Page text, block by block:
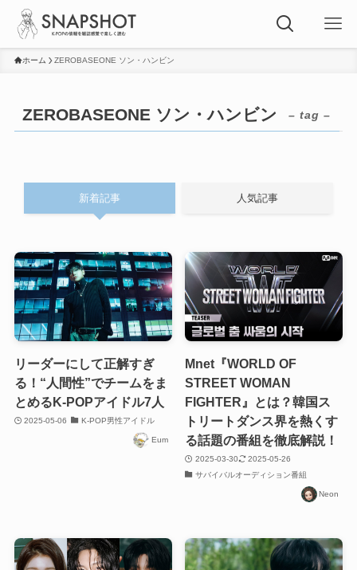
ホーム ZEROBASEONE ソン・ハンビン
ZEROBASEONE ソン・ハンビン – tag –
新着記事 人気記事
リーダーにして正解すぎ
る！“人間性”でチームをま
とめるK-POPアイドル7人
2025-05-06 K-POP男性アイドル
Eum
Mnet『WORLD OF
STREET WOMAN
FIGHTER』とは？韓国ス
トリートダンス界を熱くす
る話題の番組を徹底解説！
2025-03-30
2025-05-26
サバイバルオーディション番組
Neon